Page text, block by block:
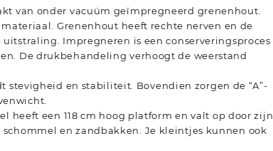
van onder vacuüm geïmpregneerd grenenhout.
Grenenhout heeft rechte nerven en de
Impregneren is een conserveringsproces
De drukbehandeling verhoogt de weerstand
en stabiliteit. Bovendien zorgen de “A”-
heeft een 118 cm hoog platform en valt op door zijn
en zandbakken. Je kleintjes kunnen ook